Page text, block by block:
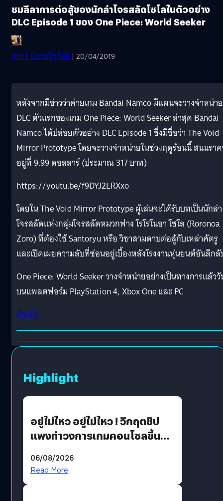
ชมลีลาการต่อสู้ของนักล่าโจรสลัดโซโลในตัวอย่าง
DLC Episode 1 ของ One Piece: World Seeker
ศุภกร ประเสริฐศิลป์ | 20/04/2019
หลังจากมีข่าวว่าค่ายเกม Bandai Namco มีแผนจะวางจำหน่าย
DLC ตัวแรกของเกม One Piece: World Seeker ล่าสุด Bandai
Namco ได้ปล่อยตัวอย่าง DLC Episode 1 ซึ่งมีชื่อว่า The Void
Mirror Prototype โดยจะวางจำหน่ายในช่วงฤดูร้อนนี้ สนนรา
อยู่ที่ 9.99 ดอลลาร์ (ประมาณ 317 บาท)
https://youtu.be/f9DYJ2LRXxo
โดยใน The Void Mirror Prototype ผู้เล่นจะได้รับบทเป็นนักล่า
โจรสลัดแห่งกลุ่มโจรสลัดหมวกฟาง โรโรโนอา โซโล (Roronoa
Zoro) ที่ต้องใช้ Santoryu หรือ วิชาสามดาบต่อสู้กับเหล่าศัตรู
และเปิดเผยความลับที่ซ่อนอยู่เบื้องหลังโรงงานหุ่นยนต์อันลึก
One Piece: World Seeker วางจำหน่ายอย่างเป็นทางการแล้ว
บนแพลตฟอร์ม PlayStation 4, Xbox One และ PC
อ้างอิง
Highlight
อยู่ไม่ไหว อยู่ไม่ไหว ! วิกฤตชิป
แพงทำวงการเกมคอนโซลขึ้น
?
06/08/2026
Read More